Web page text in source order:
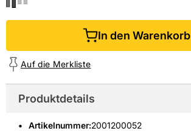
In den Warenkorb
Auf die Merkliste
Produktdetails
Artikelnummer:2001200052